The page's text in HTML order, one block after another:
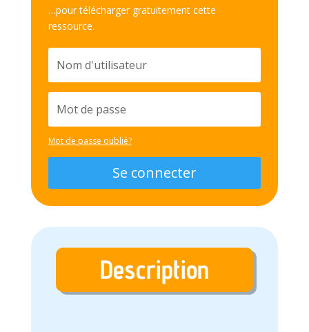
…pour télécharger gratuitement cette
ressource.
Mot de passe oublié?
Se connecter
Description